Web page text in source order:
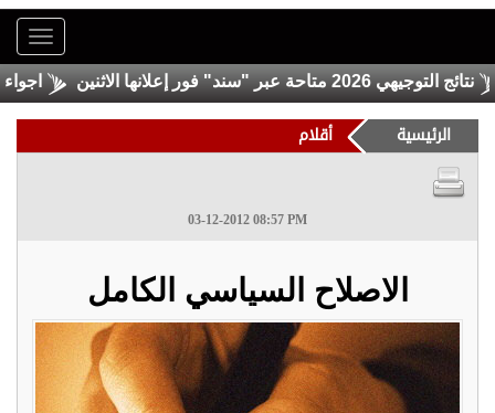
2026 متاحة عبر "سند" فور إعلانها الاثنين اجواء
الرئيسية أقلام
03-12-2012 08:57 PM
الاصلاح السياسي الكامل